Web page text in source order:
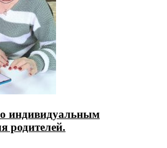
индивидуальным
родителей.